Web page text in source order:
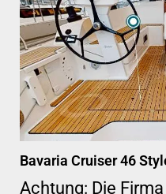
Bavaria Cruiser 46
Achtung: Die